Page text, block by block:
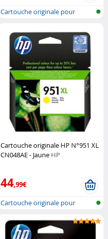
Cartouche originale pour
Cartouche originale HP N°951 XL
CN048AE - Jaune HP
44,99€
Cartouche originale pour